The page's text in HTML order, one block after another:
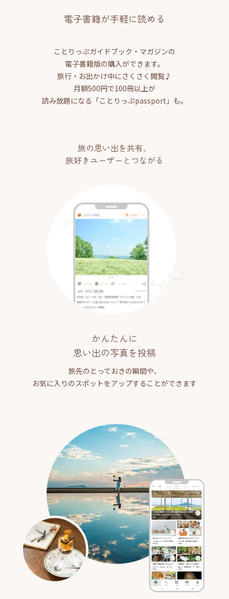
電子書籍が手軽に読める
ことりっぷガイドブック・マガジンの
電子書籍版の購入ができます。
旅行・お出かけ中にさくさく閲覧♪
月額500円で100冊以上が
読み放題になる「ことりっぷpassport」も。
旅の思い出を共有、
旅好きユーザーとつながる
かんたんに
思い出の写真を投稿
旅先のとっておきの瞬間や、
お気に入りのスポットをアップすることができます